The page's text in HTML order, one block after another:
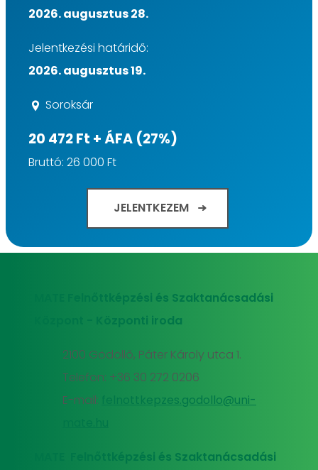
2026. augusztus 28.
Jelentkezési határidő:
2026. augusztus 19.
Soroksár
20 472 Ft + ÁFA (27%)
Bruttó: 26 000 Ft
JELENTKEZEM
MATE Felnőttképzési és Szaktanácsadási
Központ - Központi iroda
2100 Gödöllő, Páter Károly utca 1.
Telefon: +36 30 272 0206
E-mail:
felnottkepzes.godollo@uni-
MATE Felnőttképzési és Szaktanácsadási